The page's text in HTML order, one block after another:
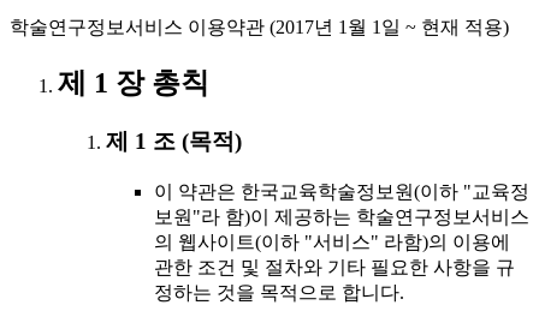
학술연구정보서비스 이용약관 (2017년 1월 1일 ~ 현재 적용)
제 1 장 총칙
제 1 조 (목적)
이 약관은 한국교육학술정보원(이하 "교육정
보원"라 함)이 제공하는 학술연구정보서비스
의 웹사이트(이하 "서비스" 라함)의 이용에
관한 조건 및 절차와 기타 필요한 사항을 규
정하는 것을 목적으로 합니다.